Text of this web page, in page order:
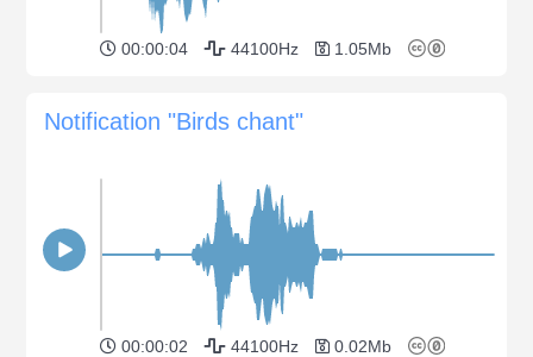
00:00:04 44100Hz 1.05Mb
Notification "Birds chant"
00:00:02 44100Hz 0.02Mb